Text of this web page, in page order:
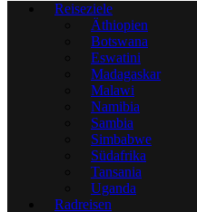
Reiseziele
Äthiopien
Botswana
Eswatini
Madagaskar
Malawi
Namibia
Sambia
Simbabwe
Südafrika
Tansania
Uganda
Radreisen